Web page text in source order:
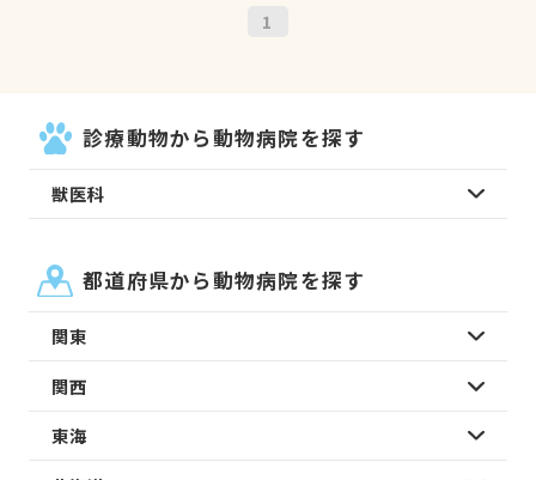
1
診療動物から動物病院を探す
獣医科
都道府県から動物病院を探す
関東
関西
東海